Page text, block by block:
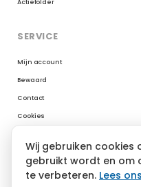
Actiefolder
SERVICE
Mijn account
Bewaard
Contact
Cookies
Wij gebruiken cookies
gebruikt wordt en om
te verbeteren. Lees